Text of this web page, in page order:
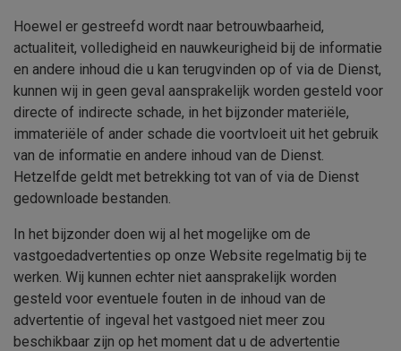
Hoewel er gestreefd wordt naar betrouwbaarheid,
actualiteit, volledigheid en nauwkeurigheid bij de informatie
en andere inhoud die u kan terugvinden op of via de Dienst,
kunnen wij in geen geval aansprakelijk worden gesteld voor
directe of indirecte schade, in het bijzonder materiële,
immateriële of ander schade die voortvloeit uit het gebruik
van de informatie en andere inhoud van de Dienst.
Hetzelfde geldt met betrekking tot van of via de Dienst
gedownloade bestanden.
In het bijzonder doen wij al het mogelijke om de
vastgoedadvertenties op onze Website regelmatig bij te
werken. Wij kunnen echter niet aansprakelijk worden
gesteld voor eventuele fouten in de inhoud van de
advertentie of ingeval het vastgoed niet meer zou
beschikbaar zijn op het moment dat u de advertentie